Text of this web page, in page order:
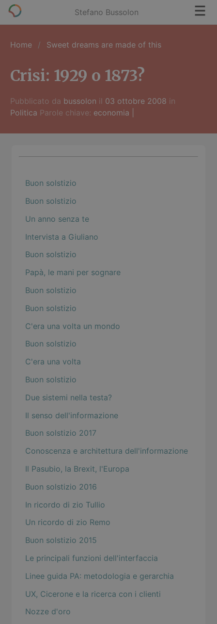
Stefano Bussolon
Home Sweet dreams are made of this
Crisi: 1929 o 1873?
Pubblicato da bussolon il 03 ottobre 2008 in
Politica Parole chiave: economia
Buon solstizio
Buon solstizio
Un anno senza te
Intervista a Giuliano
Buon solstizio
Papà, le mani per sognare
Buon solstizio
Buon solstizio
C'era una volta un mondo
Buon solstizio
C'era una volta
Buon solstizio
Due sistemi nella testa?
Il senso dell'informazione
Buon solstizio 2017
Conoscenza e architettura dell'informazione
Il Pasubio, la Brexit, l'Europa
Buon solstizio 2016
In ricordo di zio Tullio
Un ricordo di zio Remo
Buon solstizio 2015
Le principali funzioni dell'interfaccia
Linee guida PA: metodologia e gerarchia
UX, Cicerone e la ricerca con i clienti
Nozze d'oro